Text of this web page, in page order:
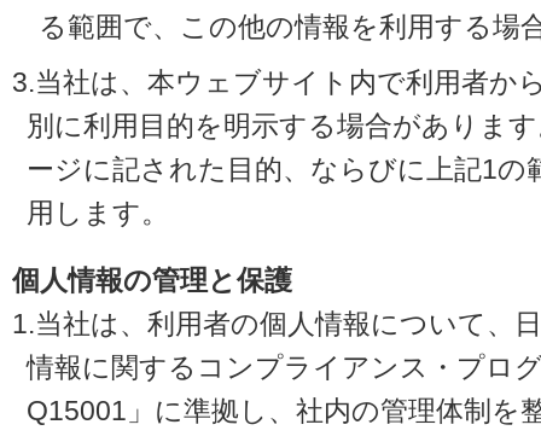
る範囲で、この他の情報を利用する場
3.当社は、本ウェブサイト内で利用者か
別に利用目的を明示する場合がありま
ージに記された目的、ならびに上記1の
用します。
個人情報の管理と保護
1.当社は、利用者の個人情報について、
情報に関するコンプライアンス・プロ
Q15001」に準拠し、社内の管理体制を